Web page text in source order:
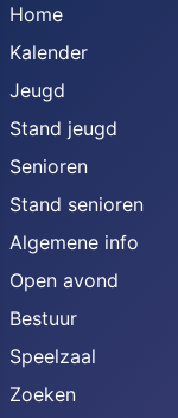
Home
Kalender
Jeugd
Stand jeugd
Senioren
Stand senioren
Algemene info
Open avond
Bestuur
Speelzaal
Zoeken